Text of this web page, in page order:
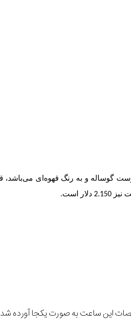
گوساله و به رنگ قهوه‌ای می‌باشد،
است.
این ساعت به صورت یکجا آورده